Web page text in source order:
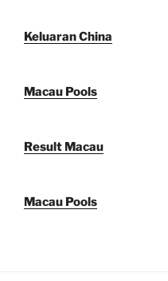
Keluaran China
Macau Pools
Result Macau
Macau Pools